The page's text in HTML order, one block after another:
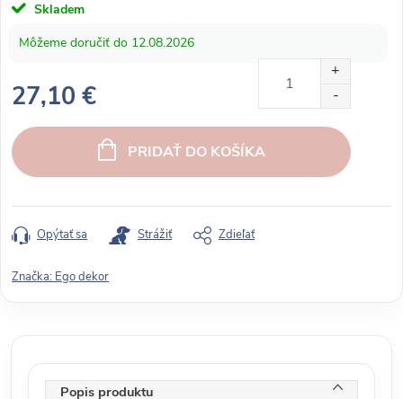
Skladem
12.08.2026
27,10 €
e
d
o
t
o
PRIDAŤ DO KOŠÍKA
Opýtať sa Strážiť Zdieľať
Značka: Ego dekor
Popis produktu